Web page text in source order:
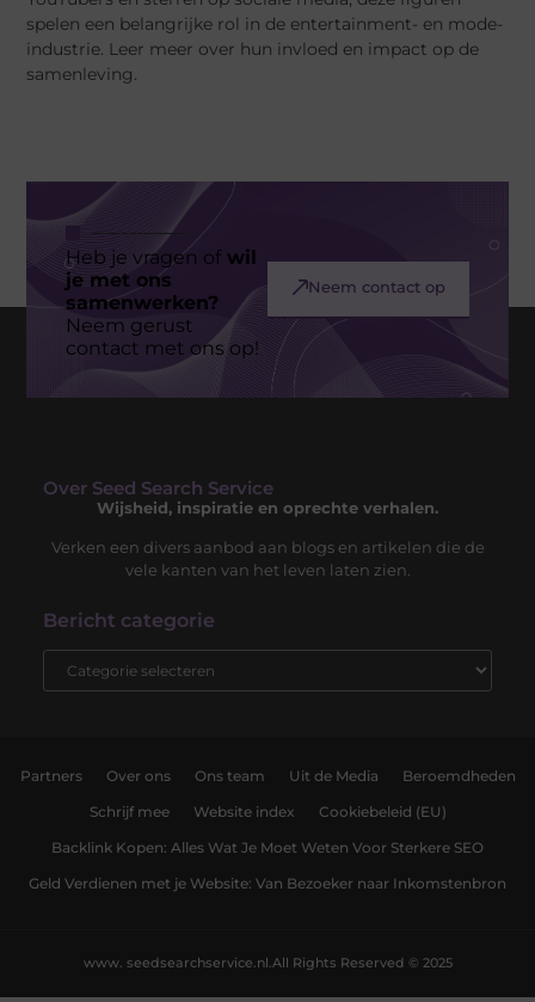
spelen een belangrijke rol in de entertainment- en mode-
industrie. Leer meer over hun invloed en impact op de
samenleving.
Heb je vragen ofwil
je met ons
samenwerken?
Neem gerust
contact met ons op!
Neem contact op
Over Seed Search Service
Wijsheid, inspiratie en oprechte verhalen.
Verken een divers aanbod aan blogs en artikelen die de
vele kanten van het leven laten zien.
Bericht categorie
Partners Over ons Ons team Uit de Media Beroemdheden
Schrijf mee Website index Cookiebeleid (EU)
Backlink Kopen: Alles Wat Je Moet Weten Voor Sterkere SEO
Geld Verdienen met je Website: Van Bezoeker naar Inkomstenbron
All Rights Reserved © 2025
www. seedsearchservice.nl.